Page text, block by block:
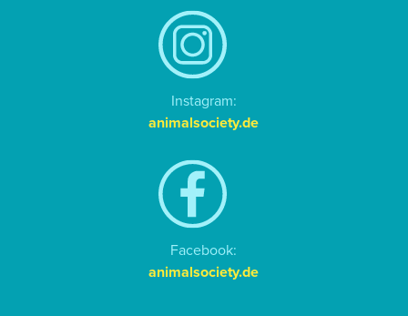
Instagram:
animalsociety.de
Facebook:
animalsociety.de